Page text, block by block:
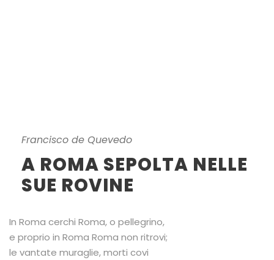
Francisco de Quevedo
A ROMA SEPOLTA NELLE
SUE ROVINE
In Roma cerchi Roma, o pellegrino,
e proprio in Roma Roma non ritrovi;
le vantate muraglie, morti covi